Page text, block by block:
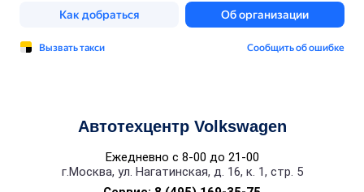
Автотехцентр Volkswagen
Ежедневно с 8-00 до 21-00
г.Москва, ул. Нагатинская, д. 16, к. 1, стр. 5